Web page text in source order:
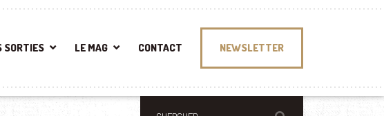
SORTIES LE MAG CONTACT NEWSLETTER